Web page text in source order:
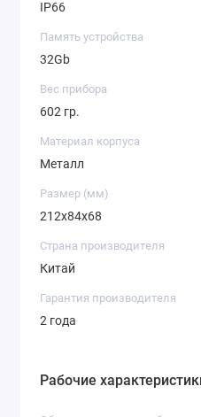
Переключаемые
окружающего
РАЗЛИЧНЫЕ
возможность
варианты в
и других факторов.
РУЧНАЯ
Прицелы Сайтонг
настраивать контраст и
и снижения нагрузки на
продолжительных
IP66
Память устройства
32Gb
Вес прибора
602 гр.
Материал корпуса
Металл
Размер (мм)
212x84x68
Страна производителя
Китай
Гарантия производителя
2 года
Рабочие